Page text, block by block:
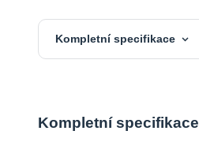
Kompletní specifikace
Kompletní specifikace